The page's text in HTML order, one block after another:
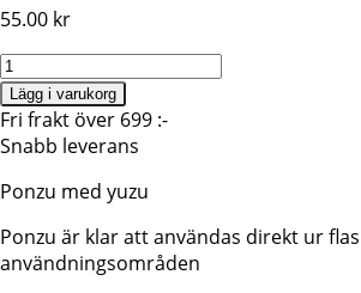
55.00 kr
Otafuku
Ponzu,
Vegan
195ML
mängd
Lägg i varukorg
Fri frakt över 699 :-
Snabb leverans
Ponzu med yuzu
Ponzu är klar att användas direkt ur
användningsområden